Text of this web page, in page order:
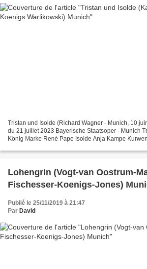
Tristan und Isolde (Richard Wagner - Munich, 10
du 21 juillet 2023 Bayerische Staatsoper - Munich
König Marke René Pape Isolde Anja Kampe
Lohengrin (Vogt-van Oostrum-
Fischesser-Koenigs-Jones)
Publié le 25/11/2019 à 21:47
Par David